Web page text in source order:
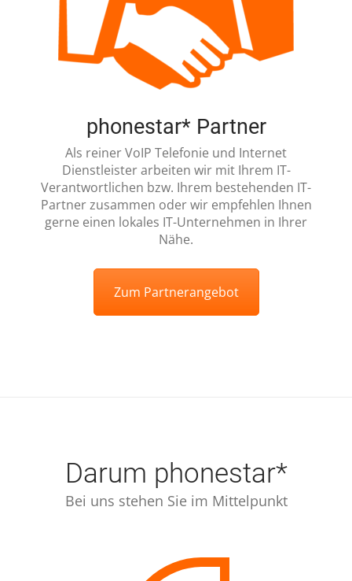
phonestar* Partner
Als reiner VoIP Telefonie und Internet
Dienstleister arbeiten wir mit Ihrem IT-
Verantwortlichen bzw. Ihrem bestehenden IT-
Partner zusammen oder wir empfehlen Ihnen
gerne einen lokales IT-Unternehmen in Ihrer
Nähe.
Zum Partnerangebot
Darum phonestar*
Bei uns stehen Sie im Mittelpunkt